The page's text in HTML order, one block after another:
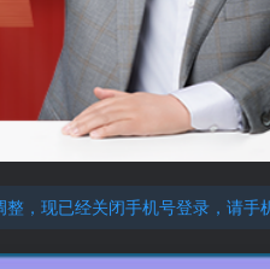
整，现已经关闭手机号登录，请
部分机构主观题法考资料，推荐厚